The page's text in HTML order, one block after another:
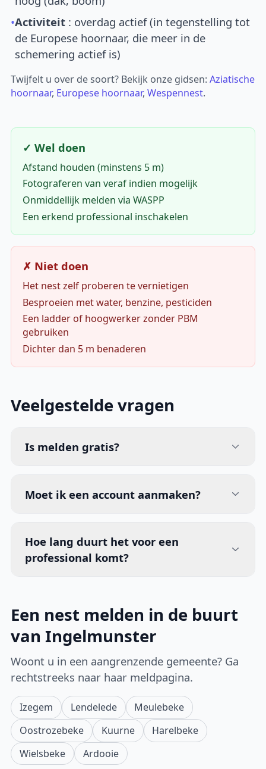
•Activiteit : overdag actief (in tegenstelling tot
de Europese hoornaar, die meer in de
schemering actief is)
Twijfelt u over de soort? Bekijk onze gidsen:Aziatische
hoornaar, Europese hoornaar,Wespennest.
✓ Wel doen
Afstand houden (minstens 5 m)
Fotograferen van veraf indien mogelijk
Onmiddellijk melden via WASPP
Een erkend professional inschakelen
✗ Niet doen
Het nest zelf proberen te vernietigen
Besproeien met water, benzine, pesticiden
Een ladder of hoogwerker zonder PBM
gebruiken
Dichter dan 5 m benaderen
Veelgestelde vragen
Is melden gratis?
Moet ik een account aanmaken?
Hoe lang duurt het voor een
professional komt?
Een nest melden in de buurt
van Ingelmunster
Woont u in een aangrenzende gemeente? Ga
rechtstreeks naar haar meldpagina.
Izegem Lendelede
Meulebeke
Oostrozebeke
Kuurne
Harelbeke
Wielsbeke
Ardooie